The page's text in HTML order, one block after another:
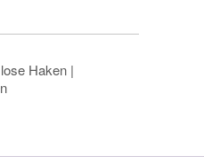
Haken |